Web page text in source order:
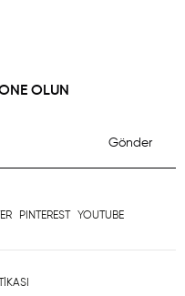
OLUN
Gönder
PINTEREST YOUTUBE